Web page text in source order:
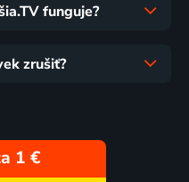
funguje?
zrušiť?
1 €